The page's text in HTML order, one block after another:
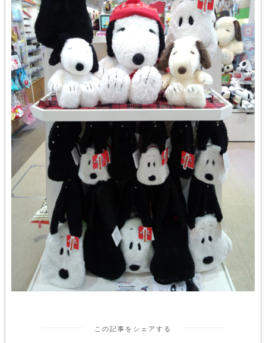
この記事をシェアする